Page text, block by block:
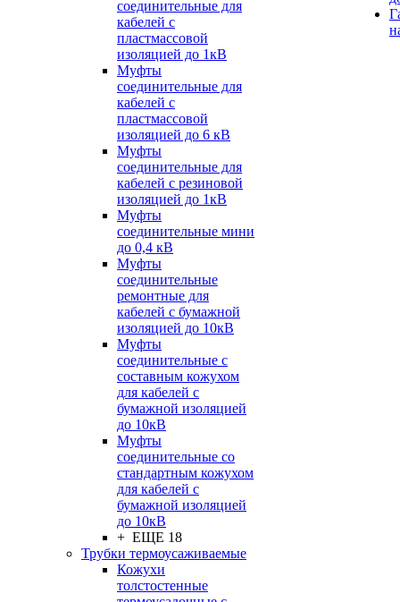
соединительные для
кабелей с
пластмассовой
изоляцией до 1кВ
Муфты
соединительные для
кабелей с
пластмассовой
изоляцией до 6 кВ
Муфты
соединительные для
кабелей с резиновой
изоляцией до 1кВ
Муфты
соединительные мини
до 0,4 кВ
Муфты
соединительные
ремонтные для
кабелей с бумажной
изоляцией до 10кВ
Муфты
соединительные с
составным кожухом
для кабелей с
бумажной изоляцией
до 10кВ
Муфты
соединительные со
стандартным кожухом
для кабелей с
бумажной изоляцией
до 10кВ
+ ЕЩЕ 18
Трубки термоусаживаемые
Кожухи
толстостенные